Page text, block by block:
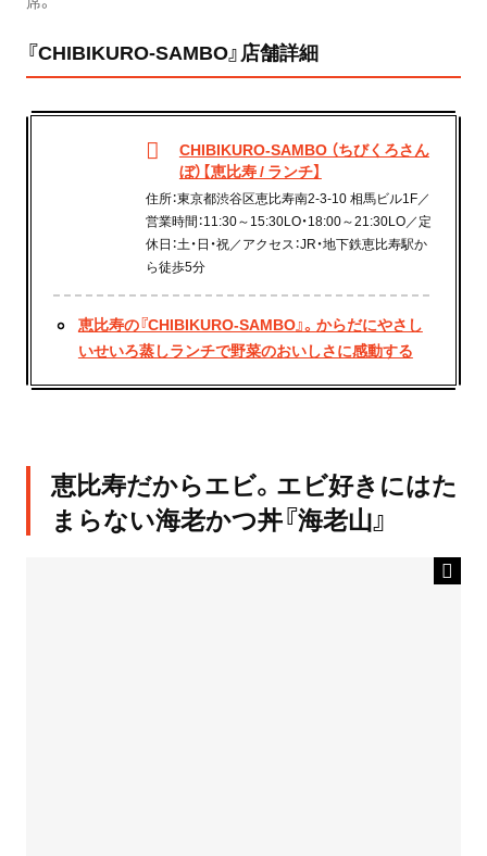
『CHIBIKURO-SAMBO』店舗詳細
CHIBIKURO-SAMBO （ちびくろさん
ぼ）【恵比寿 / ランチ】
住所：東京都渋谷区恵比寿南2-3-10 相馬ビル1F／
営業時間：11:30～15:30LO・18:00～21:30LO／定
休日：土・日・祝／アクセス：JR・地下鉄恵比寿駅か
ら徒歩5分
恵比寿の『CHIBIKURO-SAMBO』。からだにやさし
いせいろ蒸しランチで野菜のおいしさに感動する
恵比寿だからエビ。エビ好きにはた
まらない海老かつ丼『海老山』